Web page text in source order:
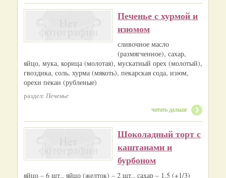
Печенье с хурмой и
изюмом
сливочное масло
(размягченное), сахар,
яйцо, мука, корица (молотая), мускатный орех (молотый),
гвоздика, соль, хурма (мякоть), пекарская сода, изюм,
орехи пекан (рубленые)
раздел: Печенье
читать дальше
Шоколадный торт с
каштанами и
бурбоном
яйцо – 6 шт., яйцо (желток) – 2 шт., сахар – 1.5 (+1/3)